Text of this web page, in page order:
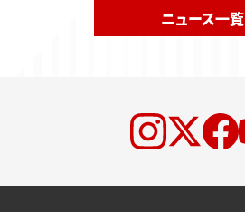
ニュース一覧